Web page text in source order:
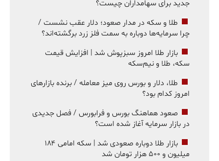
جدید برای سهامداران چیست؟
طلا و سکه در مدار صعود؛ دلار عقب نشست /
چرا سرمایه‌ها دوباره به سمت فلز زرد برگشته‌اند؟
بازار طلا امروز سبزپوش شد | افزایش قیمت
سکه، طلا و نیم‌سکه
طلا، دلار و بورس روی میز معامله / برنده بازارهای
امروز کدام بود؟
صعود هماهنگ بورس و فرابورس / فصل جدیدی
در بازار سرمایه آغاز شده است؟
بازار طلا دوباره صعودی شد | سکه امامی ۱۸۴
میلیون و ۵۰۰ هزار تومان شد